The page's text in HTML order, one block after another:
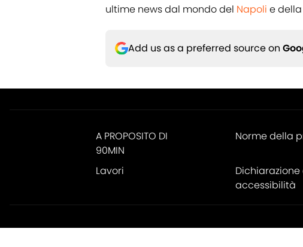
ultime news dal mondo del Napoli e della
Add us as a preferred source on
A PROPOSITO DI
90MIN
Norme della
Lavori
Dichiarazione
accessibilità